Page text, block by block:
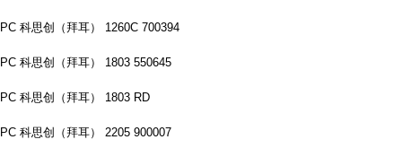
PC 科思创（拜耳） 1260C 700394
PC 科思创（拜耳） 1803 550645
PC 科思创（拜耳） 1803 RD
PC 科思创（拜耳） 2205 900007